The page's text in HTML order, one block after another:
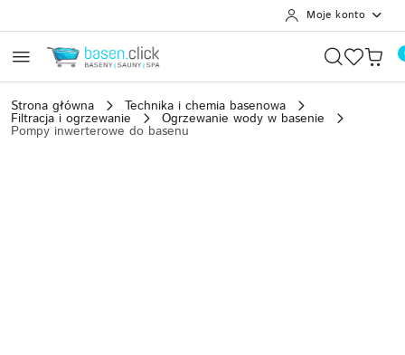
Moje konto
Strona główna Technika i chemia basenowa
Filtracja i ogrzewanie Ogrzewanie wody w basenie
Pompy inwerterowe do basenu